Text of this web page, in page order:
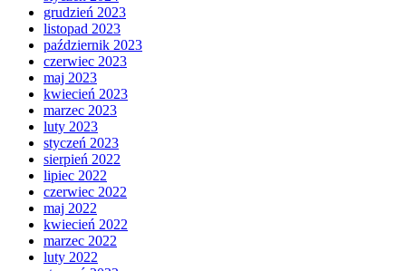
grudzień 2023
listopad 2023
październik 2023
czerwiec 2023
maj 2023
kwiecień 2023
marzec 2023
luty 2023
styczeń 2023
sierpień 2022
lipiec 2022
czerwiec 2022
maj 2022
kwiecień 2022
marzec 2022
luty 2022